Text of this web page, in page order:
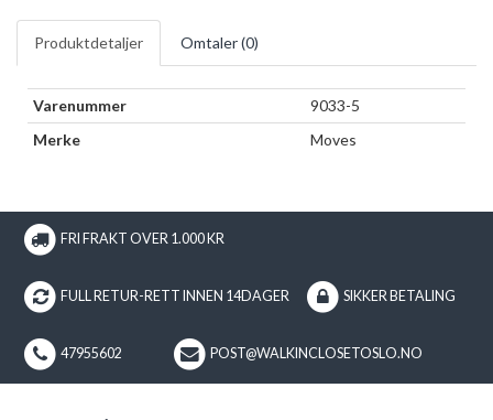
Produktdetaljer Omtaler (0)
Varenummer
9033-5
Merke
Moves
FRI FRAKT OVER 1.000 KR
FULL RETUR-RETT INNEN 14DAGER SIKKER BETALING
47955602 POST@WALKINCLOSETOSLO.NO